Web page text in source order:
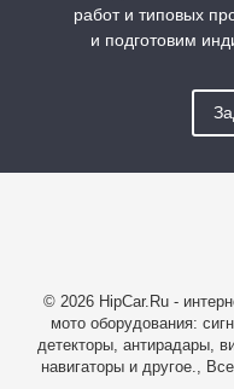
работ и типовых
и подготовим
© 2026 HipCar.Ru -
мото оборудования:
детекторы, антирадары,
навигаторы и другое.,